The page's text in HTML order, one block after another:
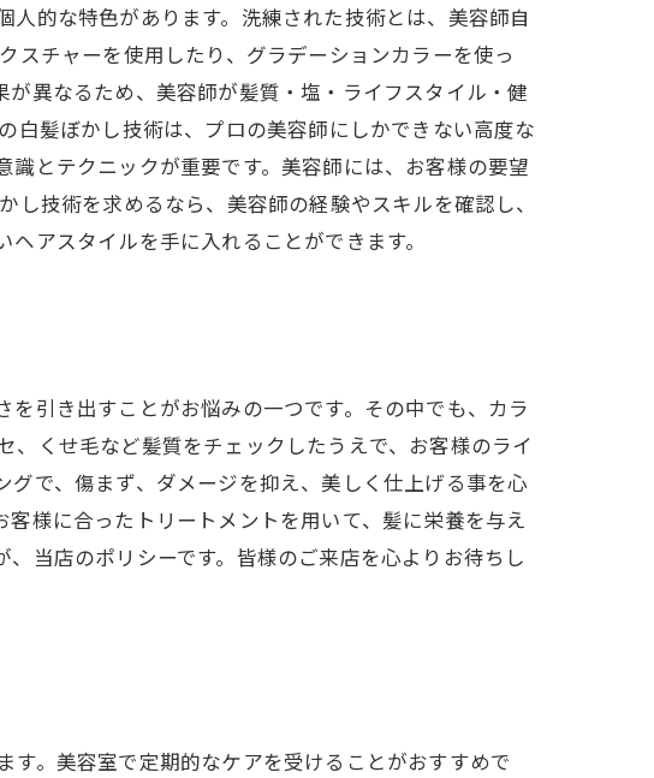
的な特色があります。洗練された技術とは、美容師自
スチャーを使用したり、グラデーションカラーを使っ
異なるため、美容師が髪質・塩・ライフスタイル・健
白髪ぼかし技術は、プロの美容師にしかできない高度な
とテクニックが重要です。美容師には、お客様の要望
技術を求めるなら、美容師の経験やスキルを確認し、
アスタイルを手に入れることができます。
引き出すことがお悩みの一つです。その中でも、カラ
くせ毛など髪質をチェックしたうえで、お客様のライ
で、傷まず、ダメージを抑え、美しく仕上げる事を心
様に合ったトリートメントを用いて、髪に栄養を与え
当店のポリシーです。皆様のご来店を心よりお待ちし
。美容室で定期的なケアを受けることがおすすめで